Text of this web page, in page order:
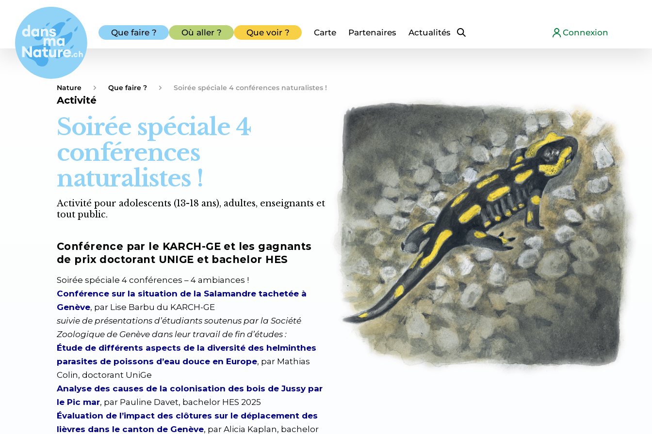
Que faire ? Où aller ? Que voir ? Carte Partenaires Actualités Connexion
Nature Que faire ? Soirée spéciale 4 conférences naturalistes !
Activité
Soirée spéciale 4
conférences
naturalistes !
Activité pour adolescents (13-18 ans), adultes, enseignants et
tout public.
Conférence par le KARCH-GE et les gagnants
de prix doctorant UNIGE et bachelor HES
Soirée spéciale 4 conférences – 4 ambiances !
Conférence sur la situation de la Salamandre tachetée à
Genève, par Lise Barbu du KARCH-GE
suivie de présentations d’étudiants soutenus par la Société
Zoologique de Genève dans leur travail de fin d’études :
Étude de différents aspects de la diversité des helminthes
parasites de poissons d’eau douce en Europe, par Mathias
Colin, doctorant UniGe
Analyse des causes de la colonisation des bois de Jussy par
le Pic mar, par Pauline Davet, bachelor HES 2025
Évaluation de l’impact des clôtures sur le déplacement des
lièvres dans le canton de Genève, par Alicia Kaplan, bachelor